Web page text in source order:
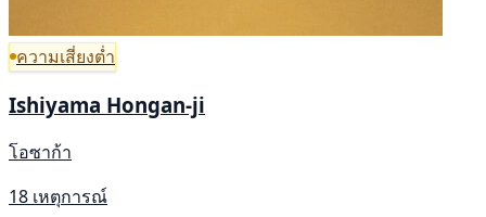
ความเสี่ยงต่ำ
Ishiyama Hongan-ji
โอซาก้า
18 เหตุการณ์